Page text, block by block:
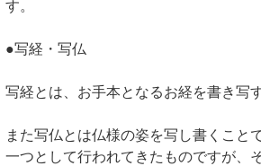
す。
●写経・写仏
写経とは、お手本となるお経を書き写
また写仏とは仏様の姿を写し書くこと
一つとして行われてきたものですが、